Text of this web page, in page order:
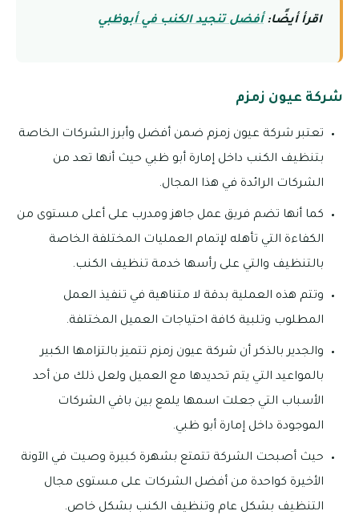
اقرأ أيضًا:أفضل تنجيد الكنب في أبوظبي
شركة عيون زمزم
تعتبر شركة عيون زمزم ضمن أفضل وأبرز الشركات الخاصة
بتنظيف الكنب داخل إمارة أبو ظبي حيث أنها تعد من
الشركات الرائدة في هذا المجال.
كما أنها تضم فريق عمل جاهز ومدرب على أعلى مستوى من
الكفاءة التي تأهله لإتمام العمليات المختلفة الخاصة
بالتنظيف والتي على رأسها خدمة تنظيف الكنب.
وتتم هذه العملية بدقة لا متناهية في تنفيذ العمل
المطلوب وتلبية كافة احتياجات العميل المختلفة.
والجدير بالذكر أن شركة عيون زمزم تتميز بالتزامها الكبير
بالمواعيد التي يتم تحديدها مع العميل ولعل ذلك من أحد
الأسباب التي جعلت اسمها يلمع بين باقي الشركات
الموجودة داخل إمارة أبو ظبي.
حيث أصبحت الشركة تتمتع بشهرة كبيرة وصيت في الآونة
الأخيرة كواحدة من أفضل الشركات على مستوى مجال
التنظيف بشكل عام وتنظيف الكنب بشكل خاص.